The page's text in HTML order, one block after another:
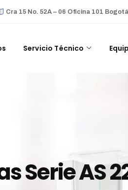
Cra 15 No. 52A – 06 Oficina 101
Servicio Técnico
Serie AS